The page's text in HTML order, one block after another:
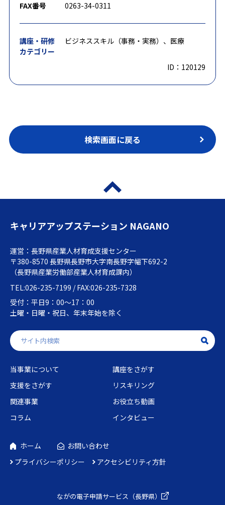
FAX番号
0263-34-0311
講座・研修
カテゴリー
ビジネススキル（事務・実務）、医療
ID：120129
検索画面に戻る
キャリアアップステーション NAGANO
運営：長野県産業人材育成支援センター
〒380-8570 長野県長野市大字南長野字幅下692-2
（長野県産業労働部産業人材育成課内）
TEL:026-235-7199 / FAX:026-235-7328
受付：平日9：00～17：00
土曜・日曜・祝日、年末年始を除く
当事業について
講座をさがす
支援をさがす
リスキリング
関連事業
お役立ち動画
コラム
インタビュー
ホーム
お問い合わせ
プライバシーポリシー
アクセシビリティ方針
ながの電子申請サービス（長野県）